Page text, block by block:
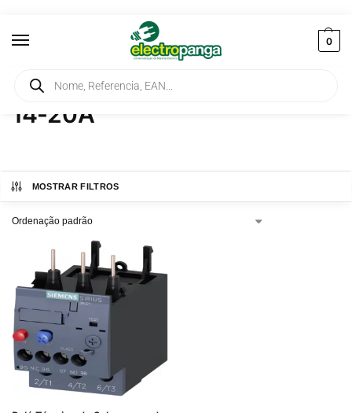
0
Início / Produtos etiquetados com “14-20A”
14-20A
MOSTRAR FILTROS